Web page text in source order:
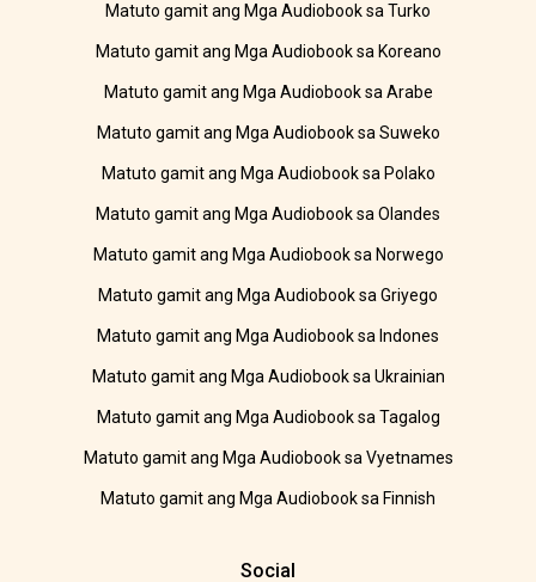
Matuto gamit ang Mga Audiobook sa Turko
Matuto gamit ang Mga Audiobook sa Koreano
Matuto gamit ang Mga Audiobook sa Arabe
Matuto gamit ang Mga Audiobook sa Suweko
Matuto gamit ang Mga Audiobook sa Polako
Matuto gamit ang Mga Audiobook sa Olandes
Matuto gamit ang Mga Audiobook sa Norwego
Matuto gamit ang Mga Audiobook sa Griyego
Matuto gamit ang Mga Audiobook sa Indones
Matuto gamit ang Mga Audiobook sa Ukrainian
Matuto gamit ang Mga Audiobook sa Tagalog
Matuto gamit ang Mga Audiobook sa Vyetnames
Matuto gamit ang Mga Audiobook sa Finnish
Social